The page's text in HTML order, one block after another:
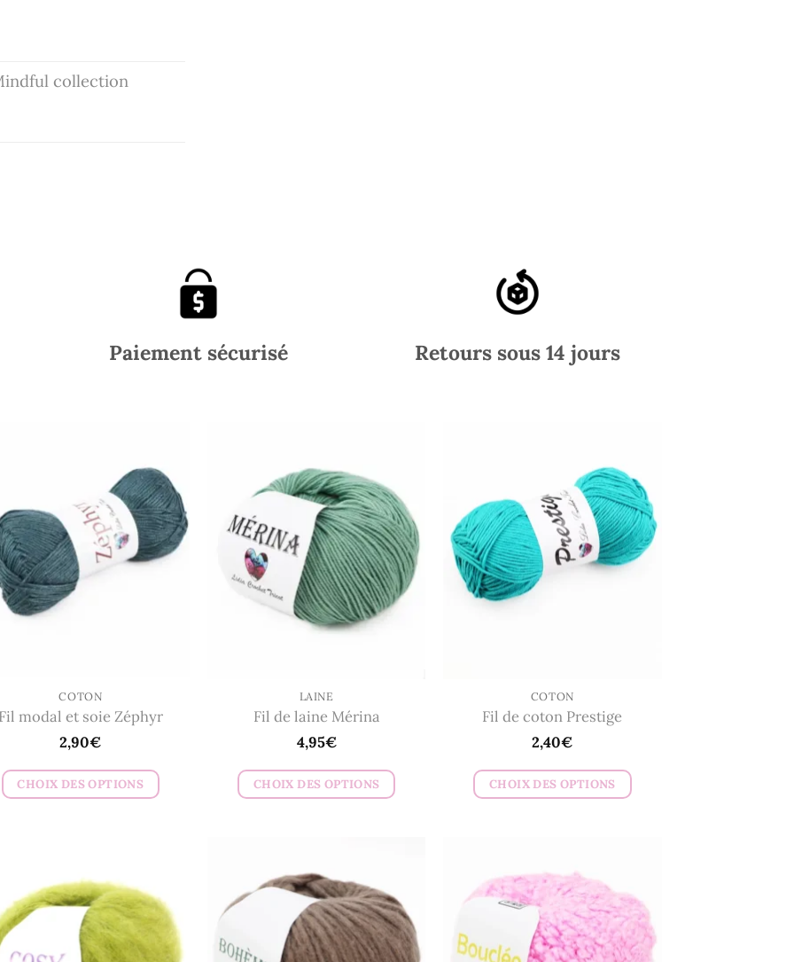
collection
Paiement sécurisé Retours sous 14 jours
COTON
Fil modal et soie Zéphyr
2,90€
CHOIX DES OPTIONS
plusieurs
variations.
Les
options
LAINE
Fil de laine Mérina
4,95€
CHOIX DES OPTIONS
plusieurs
variations.
Les
options
COTON
Fil de coton Prestige
2,40€
CHOIX DES OPTIONS
plusieurs
variations.
Les
options